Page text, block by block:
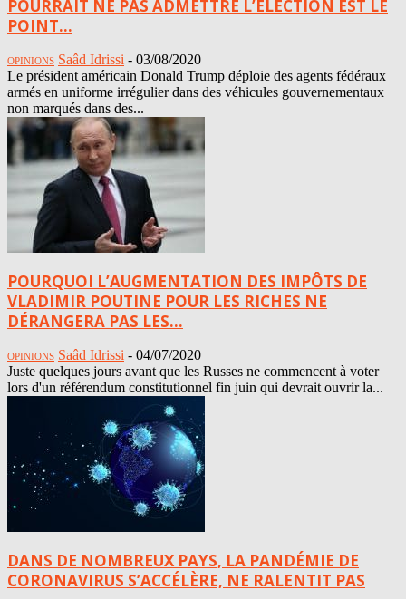
POURRAIT NE PAS ADMETTRE L’ÉLECTION EST LE
POINT...
OPINIONS Saâd Idrissi - 03/08/2020
Le président américain Donald Trump déploie des agents fédéraux
armés en uniforme irrégulier dans des véhicules gouvernementaux
non marqués dans des...
POURQUOI L’AUGMENTATION DES IMPÔTS DE
VLADIMIR POUTINE POUR LES RICHES NE
DÉRANGERA PAS LES...
OPINIONS Saâd Idrissi - 04/07/2020
Juste quelques jours avant que les Russes ne commencent à voter
lors d'un référendum constitutionnel fin juin qui devrait ouvrir la...
DANS DE NOMBREUX PAYS, LA PANDÉMIE DE
CORONAVIRUS S’ACCÉLÈRE, NE RALENTIT PAS